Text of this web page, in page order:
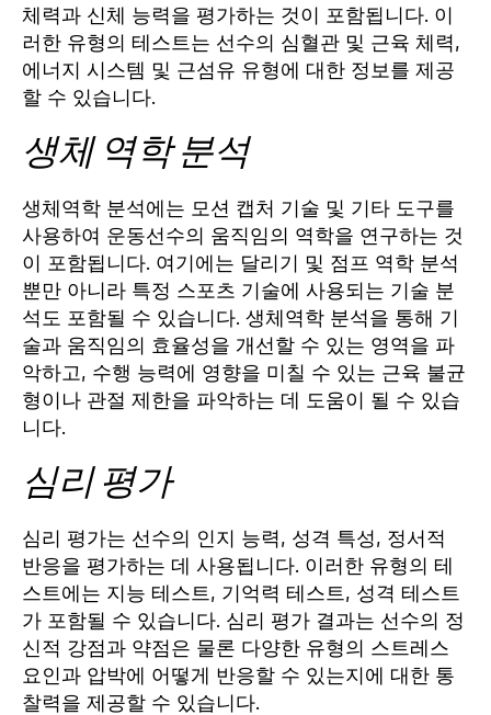
체력과 신체 능력을 평가하는 것이 포함됩니다. 이
러한 유형의 테스트는 선수의 심혈관 및 근육 체력,
에너지 시스템 및 근섬유 유형에 대한 정보를 제공
할 수 있습니다.
생체 역학 분석
생체역학 분석에는 모션 캡처 기술 및 기타 도구를
사용하여 운동선수의 움직임의 역학을 연구하는 것
이 포함됩니다. 여기에는 달리기 및 점프 역학 분석
뿐만 아니라 특정 스포츠 기술에 사용되는 기술 분
석도 포함될 수 있습니다. 생체역학 분석을 통해 기
술과 움직임의 효율성을 개선할 수 있는 영역을 파
악하고, 수행 능력에 영향을 미칠 수 있는 근육 불균
형이나 관절 제한을 파악하는 데 도움이 될 수 있습
니다.
심리 평가
심리 평가는 선수의 인지 능력, 성격 특성, 정서적
반응을 평가하는 데 사용됩니다. 이러한 유형의 테
스트에는 지능 테스트, 기억력 테스트, 성격 테스트
가 포함될 수 있습니다. 심리 평가 결과는 선수의 정
신적 강점과 약점은 물론 다양한 유형의 스트레스
요인과 압박에 어떻게 반응할 수 있는지에 대한 통
찰력을 제공할 수 있습니다.